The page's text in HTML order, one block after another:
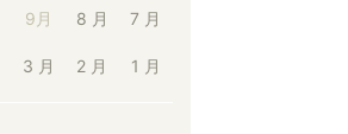
9月 8 月 7 月
3 月 2 月 1 月